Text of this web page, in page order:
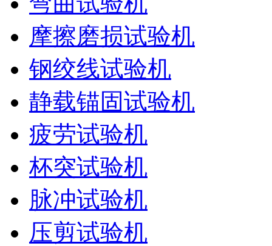
摩擦磨损试验机
钢绞线试验机
静载锚固试验机
疲劳试验机
杯突试验机
脉冲试验机
压剪试验机